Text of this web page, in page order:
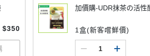
$350
加價購-UDR抹茶の活性
1盒(新客嚐鮮價)